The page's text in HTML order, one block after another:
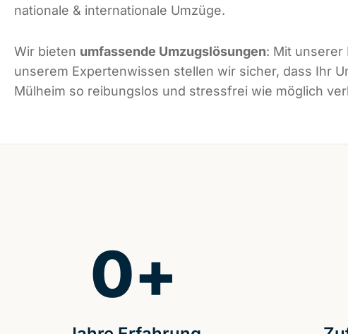
nationale & internationale Umzüge.
Wir bieten umfassende Umzugslösungen: Mit unserer
unserem Expertenwissen stellen wir sicher, dass Ihr
Mülheim so reibungslos und stressfrei wie möglich
0+